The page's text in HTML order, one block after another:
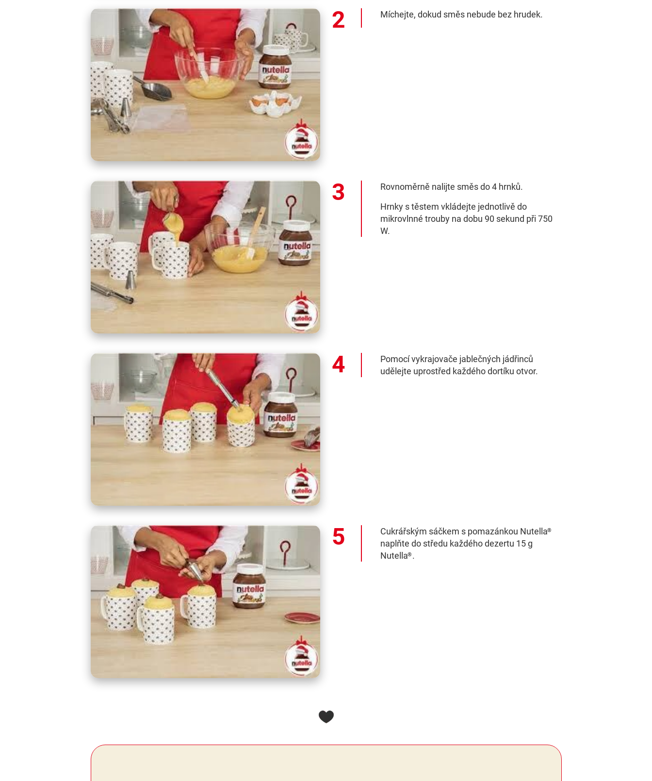
Míchejte, dokud směs nebude bez hrudek.
Rovnoměrně nalijte směs do 4 hrnků.
Hrnky s těstem vkládejte jednotlivě do
mikrovlnné trouby na dobu 90 sekund při 750
W.
Pomocí vykrajovače jablečných jádřinců
udělejte uprostřed každého dortíku otvor.
Cukrářským sáčkem s pomazánkou Nutella®
naplňte do středu každého dezertu 15 g
Nutella® .